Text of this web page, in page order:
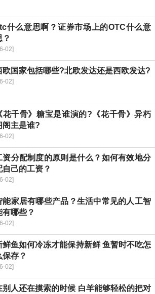
什么意思啊？证券市场上的OTC什么意
？
02]
欧国家包括哪些?北欧发达还是西欧发达?
02]
花千骨》糖宝是谁演的?《花千骨》异朽
阁主是谁?
02]
资分配制度的原则是什么？如何有效地分
自己的工资？
02]
能家居有哪些产品？生活中常见的人工智
有哪些？
02]
鲜鱼如何冷冻才能保持新鲜 鱼暂时不吃怎
保存？
02]
别人还在摸索的时候 白羊能够轻松的把对